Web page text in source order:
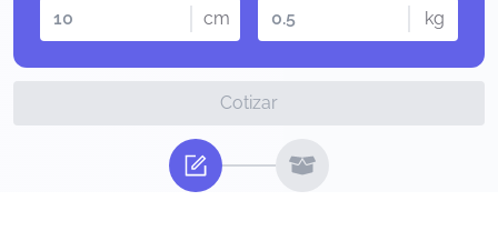
cm kg
Cotizar